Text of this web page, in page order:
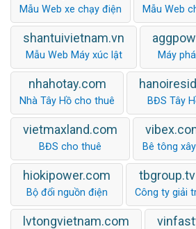
Mẫu Web xe chạy điện Mẫu Web
shantuivietnam.vn
Mẫu Web Máy xúc lật Máy
nhahotay.com
Nhà Tây Hồ cho thuê BĐS Tây
vietmaxland.com
BĐS cho thuê Bê tông
hiokipower.com
Bộ đổi nguồn điện
tbgroup.tv
Công ty giải
lvtongvietnam.com